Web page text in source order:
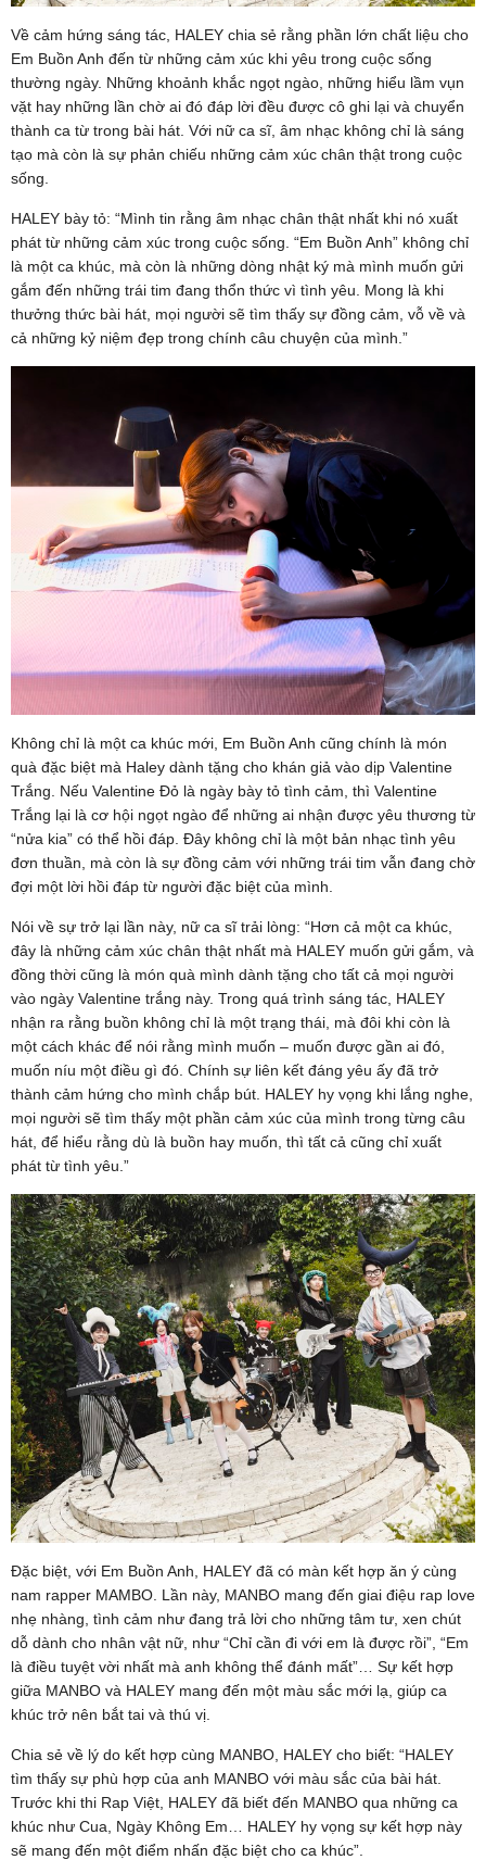
Về cảm hứng sáng tác, HALEY chia sẻ rằng phần lớn chất liệu cho
Em Buồn Anh đến từ những cảm xúc khi yêu trong cuộc sống
thường ngày. Những khoảnh khắc ngọt ngào, những hiểu lầm vụn
vặt hay những lần chờ ai đó đáp lời đều được cô ghi lại và chuyển
thành ca từ trong bài hát. Với nữ ca sĩ, âm nhạc không chỉ là sáng
tạo mà còn là sự phản chiếu những cảm xúc chân thật trong cuộc
sống.
HALEY bày tỏ: “Mình tin rằng âm nhạc chân thật nhất khi nó xuất
phát từ những cảm xúc trong cuộc sống. “Em Buồn Anh” không chỉ
là một ca khúc, mà còn là những dòng nhật ký mà mình muốn gửi
gắm đến những trái tim đang thổn thức vì tình yêu. Mong là khi
thưởng thức bài hát, mọi người sẽ tìm thấy sự đồng cảm, vỗ về và
cả những kỷ niệm đẹp trong chính câu chuyện của mình.”
Không chỉ là một ca khúc mới, Em Buồn Anh cũng chính là món
quà đặc biệt mà Haley dành tặng cho khán giả vào dịp Valentine
Trắng. Nếu Valentine Đỏ là ngày bày tỏ tình cảm, thì Valentine
Trắng lại là cơ hội ngọt ngào để những ai nhận được yêu thương từ
“nửa kia” có thể hồi đáp. Đây không chỉ là một bản nhạc tình yêu
đơn thuần, mà còn là sự đồng cảm với những trái tim vẫn đang chờ
đợi một lời hồi đáp từ người đặc biệt của mình.
Nói về sự trở lại lần này, nữ ca sĩ trải lòng: “Hơn cả một ca khúc,
đây là những cảm xúc chân thật nhất mà HALEY muốn gửi gắm, và
đồng thời cũng là món quà mình dành tặng cho tất cả mọi người
vào ngày Valentine trắng này. Trong quá trình sáng tác, HALEY
nhận ra rằng buồn không chỉ là một trạng thái, mà đôi khi còn là
một cách khác để nói rằng mình muốn – muốn được gần ai đó,
muốn níu một điều gì đó. Chính sự liên kết đáng yêu ấy đã trở
thành cảm hứng cho mình chắp bút. HALEY hy vọng khi lắng nghe,
mọi người sẽ tìm thấy một phần cảm xúc của mình trong từng câu
hát, để hiểu rằng dù là buồn hay muốn, thì tất cả cũng chỉ xuất
phát từ tình yêu.”
Đặc biệt, với Em Buồn Anh, HALEY đã có màn kết hợp ăn ý cùng
nam rapper MAMBO. Lần này, MANBO mang đến giai điệu rap love
nhẹ nhàng, tình cảm như đang trả lời cho những tâm tư, xen chút
dỗ dành cho nhân vật nữ, như “Chỉ cần đi với em là được rồi”, “Em
là điều tuyệt vời nhất mà anh không thể đánh mất”… Sự kết hợp
giữa MANBO và HALEY mang đến một màu sắc mới lạ, giúp ca
khúc trở nên bắt tai và thú vị.
Chia sẻ về lý do kết hợp cùng MANBO, HALEY cho biết: “HALEY
tìm thấy sự phù hợp của anh MANBO với màu sắc của bài hát.
Trước khi thi Rap Việt, HALEY đã biết đến MANBO qua những ca
khúc như Cua, Ngày Không Em… HALEY hy vọng sự kết hợp này
sẽ mang đến một điểm nhấn đặc biệt cho ca khúc”.